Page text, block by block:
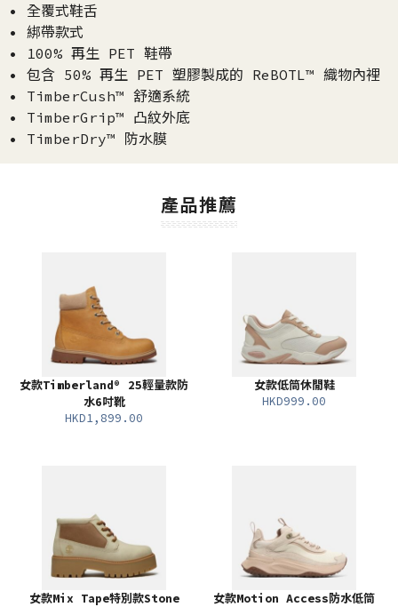
• 全覆式鞋舌
• 綁帶款式
• 100% 再生 PET 鞋帶
• 包含 50% 再生 PET 塑膠製成的 ReBOTL™ 織物內裡
• TimberCush™ 舒適系統
• TimberGrip™ 凸紋外底
• TimberDry™ 防水膜
產品推薦
女款Timberland® 25輕量款防
水6吋靴
HKD1,899.00
女款低筒休閒鞋
HKD999.00
女款Mix Tape特別款Stone
女款Motion Access防水低筒